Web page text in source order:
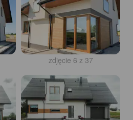
zdjęcie 6 z 37